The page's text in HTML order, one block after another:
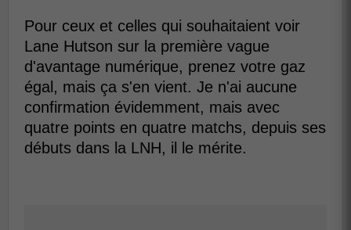
Pour ceux et celles qui souhaitaient voir
Lane Hutson sur la première vague
d'avantage numérique, prenez votre gaz
égal, mais ça s'en vient. Je n'ai aucune
confirmation évidemment, mais avec
quatre points en quatre matchs, depuis ses
débuts dans la LNH, il le mérite.